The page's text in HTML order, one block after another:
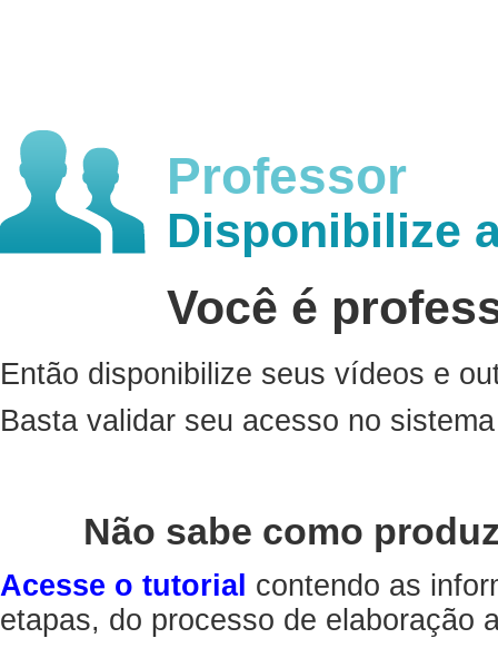
Professor
Disponibilize
Você é
Então disponibilize seus vídeos e
Basta validar seu acesso no
Não sabe como
Acesse o tutorial contendo as
etapas, do processo de elaboração